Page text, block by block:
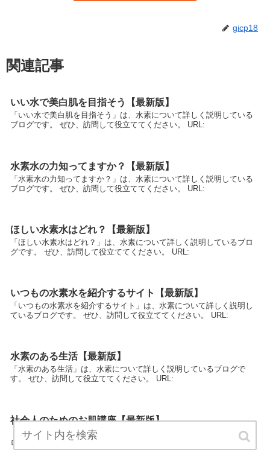
gicp18
関連記事
いい水で美白肌を目指そう【最新版】
「いい水で美白肌を目指そう」は、水素について詳しく説明している
ブログです。 ぜひ、訪問して役立ててください。 URL:
水素水の力知ってますか？【最新版】
「水素水の力知ってますか？」は、水素について詳しく説明している
ブログです。 ぜひ、訪問して役立ててください。 URL:
ほしい水素水はどれ？【最新版】
「ほしい水素水はどれ？」は、水素について詳しく説明しているブロ
グです。 ぜひ、訪問して役立ててください。 URL:
いつもの水素水を紹介するサイト【最新版】
「いつもの水素水を紹介するサイト」は、水素について詳しく説明し
ているブログです。 ぜひ、訪問して役立ててください。 URL:
水素のある生活【最新版】
「水素のある生活」は、水素について詳しく説明しているブログで
す。 ぜひ、訪問して役立ててください。 URL:
社会人のためのお肌講座【最新版】
「社会人のためのお肌講座」は、水素について詳しく説明しているブ
ログです。 ぜひ、訪問して役立ててください。 URL: